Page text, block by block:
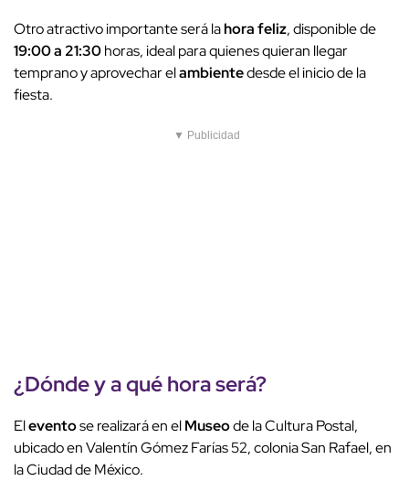
Otro atractivo importante será lahora feliz, disponible de
19:00 a 21:30horas, ideal para quienes quieran llegar
temprano y aprovechar elambientedesde el inicio de la
fiesta.
▼ Publicidad
¿Dónde y a qué hora será?
Eleventose realizará en elMuseode la Cultura Postal,
ubicado en Valentín Gómez Farías 52, colonia San Rafael, en
la Ciudad de México.